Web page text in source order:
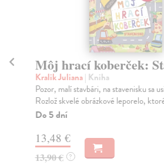
Môj hrací koberček:
Kralik Juliana| Kniha
Pozor, malí stavbári, na stavenisku sa
Rozlož skvelé obrázkové leporelo,
Do 5 dní
13,48 €
13,90 € ?